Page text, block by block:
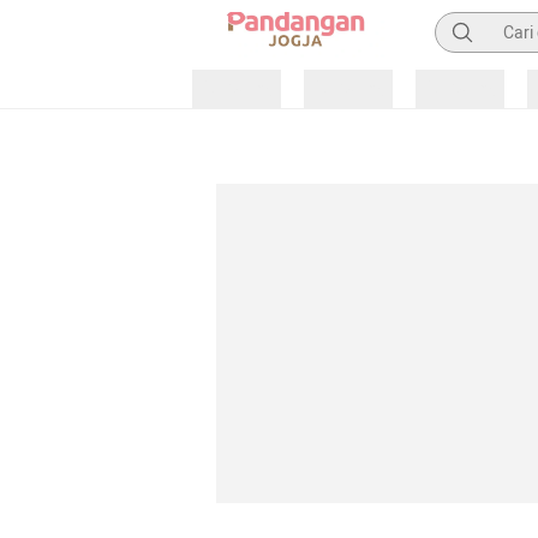
Pencarian